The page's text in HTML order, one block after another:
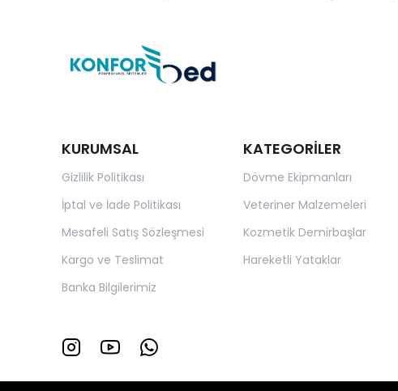
KURUMSAL
Gizlilik Politikası
İptal ve İade Politikası
Mesafeli Satış Sözleşmesi
Kargo ve Teslimat
Banka Bilgilerimiz
KATEGORİLER
Dövme Ekipmanları
Veteriner Malzemeleri
Kozmetik Demirbaşlar
Hareketli Yataklar